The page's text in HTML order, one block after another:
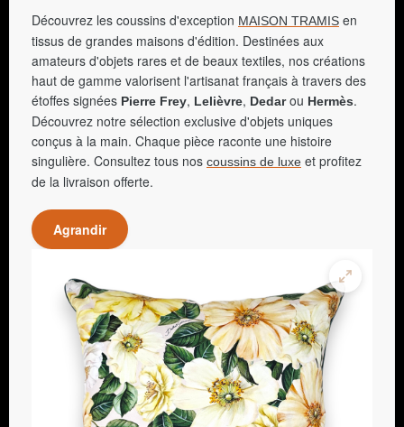
Découvrez les coussins d'exception MAISON TRAMIS en
tissus de grandes maisons d'édition. Destinées aux
amateurs d'objets rares et de beaux textiles, nos créations
haut de gamme valorisent l'artisanat français à travers des
étoffes signées Pierre Frey, Lelièvre, Dedarou Hermès.
Découvrez notre sélection exclusive d'objets uniques
conçus à la main. Chaque pièce raconte une histoire
singulière. Consultez tous nos coussins de luxe et profitez
de la livraison offerte.
Agrandir